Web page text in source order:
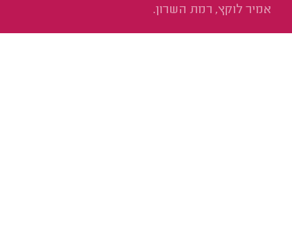
אמיר לוקץ, רמת השרון.